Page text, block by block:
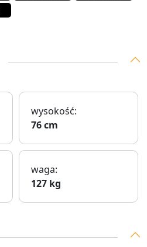
wysokość:
76 cm
waga:
127 kg